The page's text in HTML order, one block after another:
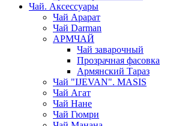
Чай. Аксессуары
Чай Арарат
Чай Darman
АРМЧАЙ
Чай заварочный
Прозрачная фасовка
Армянский Тараз
Чай "IJEVAN". MASIS
Чай Агат
Чай Нане
Чай Гюмри